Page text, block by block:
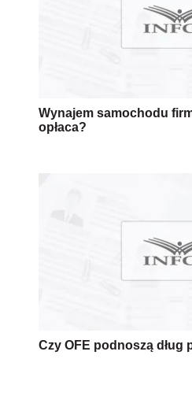
Wynajem samochodu
opłaca?
Czy OFE podnoszą dług